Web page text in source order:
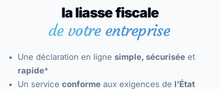
la liasse fiscale
de votre entreprise
Une déclaration en ligne simple, sécurisée et
rapide*
Un service conforme aux exigences de l’État